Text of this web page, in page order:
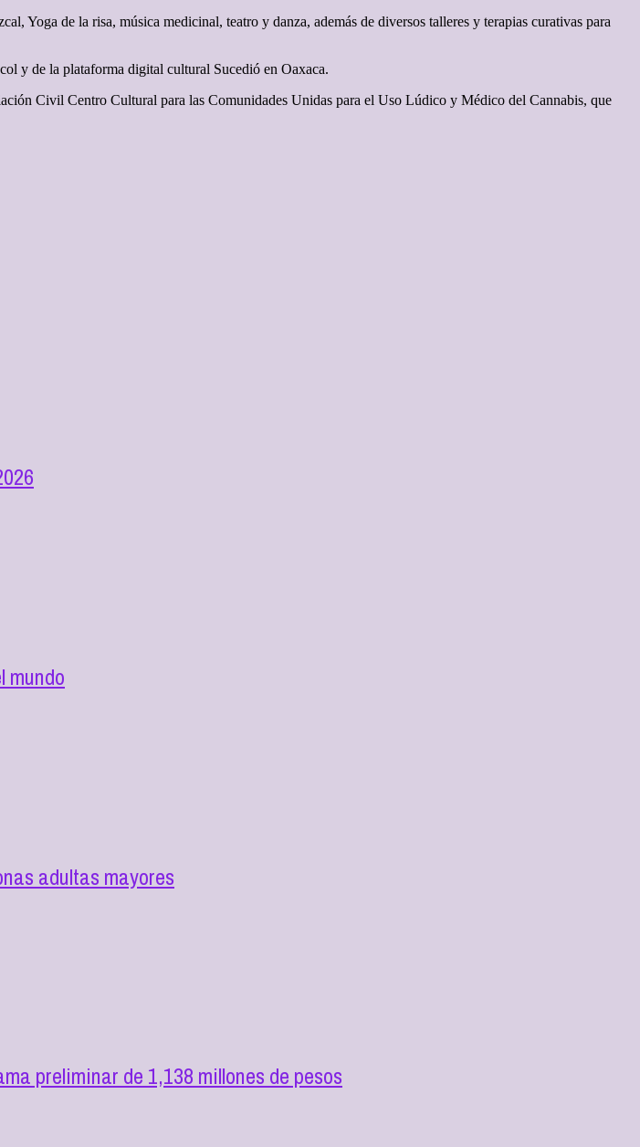
Yoga de la risa, música medicinal, teatro y danza, además de diversos talleres y terapias curativas para
y de la plataforma digital cultural Sucedió en Oaxaca.
Civil Centro Cultural para las Comunidades Unidas para el Uso Lúdico y Médico del Cannabis, que
mundo
adultas mayores
preliminar de 1,138 millones de pesos